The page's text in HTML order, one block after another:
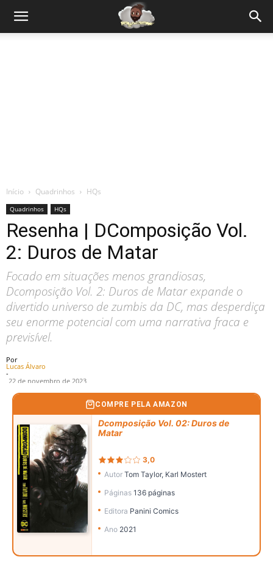
Início Quadrinhos HQs
Quadrinhos HQs
Resenha | DComposição Vol.
2: Duros de Matar
Focado em situações menos grandiosas,
Dcomposição Vol. 2: Duros de Matar expande o
divertido universo de zumbis da DC, mas desperdiça
seu enorme potencial com uma narrativa fraca e
previsível.
Por
Lucas Álvaro
-
22 de novembro de 2023
COMPRE PELA AMAZON
Dcomposição Vol. 02: Duros de
Matar
3,0
AutorTom Taylor, Karl Mostert
Páginas136 páginas
Editora Panini Comics
Ano 2021